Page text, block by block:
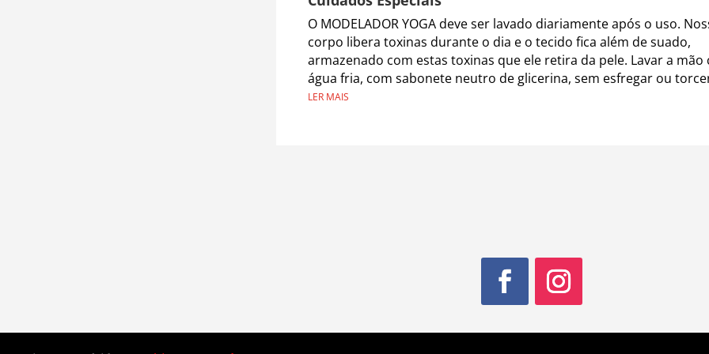
O MODELADOR YOGA deve ser lavado diariamente após o uso.
corpo libera toxinas durante o dia e o tecido fica além de suado,
armazenado com estas toxinas que ele retira da pele. Lavar a mão
água fria, com sabonete neutro de glicerina, sem esfregar ou
LER MAIS